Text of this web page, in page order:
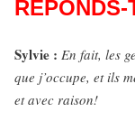
RÉPONDS-
Sylvie : En fait, les
que j’occupe, et ils
et avec raison!